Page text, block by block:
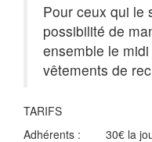
Pour ceux qui le
possibilité de
ensemble le
vêtements de
TARIFS
Adhérents : 30€ la